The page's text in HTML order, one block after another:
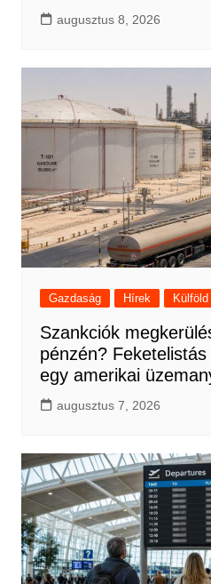
augusztus 8, 2026
Gazdaság Hírek Külföld
Szankciók
pénzén?
egy amerikai
augusztus 7, 2026